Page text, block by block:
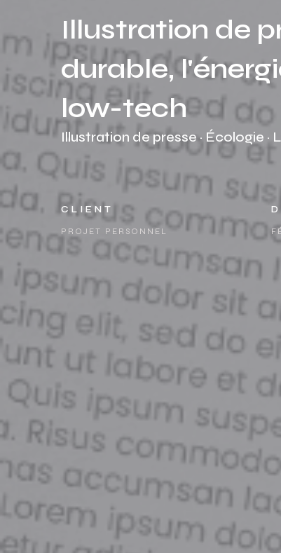
Illustration de
durable,
low-tech
Illustration de presse · Écologie ·
CLIENT
PROJET PERSONNEL